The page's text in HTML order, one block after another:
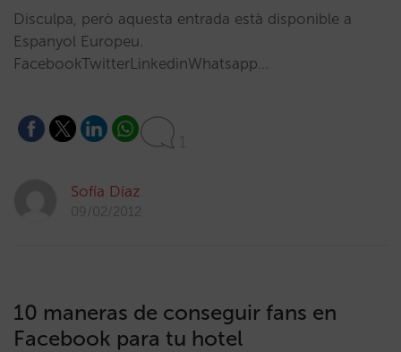
Disculpa, però aquesta entrada està disponible a
Espanyol Europeu.
FacebookTwitterLinkedinWhatsapp…
1
Sofía Díaz
09/02/2012
10 maneras de conseguir fans en
Facebook para tu hotel